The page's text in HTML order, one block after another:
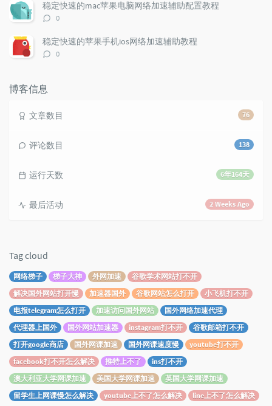
l
e
t
数：
稳定快速的mac苹果电脑网络加速辅助配置教程
评
数：
0
稳定快速的苹果手机ios网络加速辅助教程
评
0
博客信息
76
文章数目
138
评论数目
6年164天
运行天数
2 Weeks Ago
最后活动
Tag cloud
网络梯子 梯子大神 外网加速
谷歌学术网站打不开
解决国外网站打开慢
加速器国外 谷歌网站怎么打开
小飞机打不开
电报telegram怎么打开
加速访问国外网站
国外网络加速代理
代理器上国外
国外网站加速器 instagram打不开
谷歌邮箱打不开
打开google商店
国外网课加速 国外网课速度慢
youtube打不开
facebook打不开怎么解决
推特上不了
ins打不开
澳大利亚大学网课加速
美国大学网课加速
英国大学网课加速
留学生上网课慢怎么解决
youtube上不了怎么解决 line上不了怎么解决